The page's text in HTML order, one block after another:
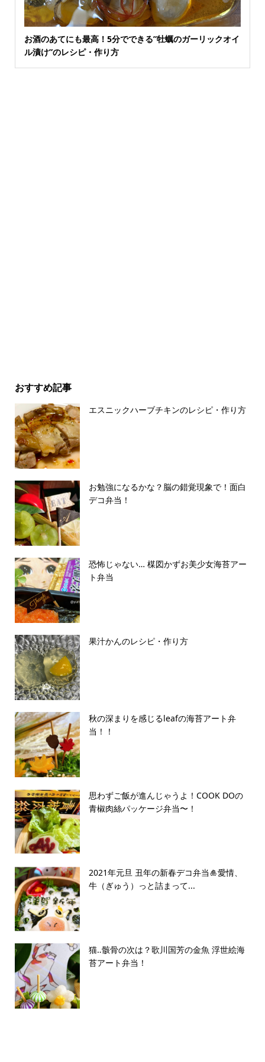
お酒のあてにも最高！5分でできる”牡蠣のガーリックオイ
ル漬け”のレシピ・作り方
おすすめ記事
エスニックハーブチキンのレシピ・作り方
お勉強になるかな？脳の錯覚現象で！面白
デコ弁当！
恐怖じゃない… 楳図かずお美少女海苔アー
ト弁当
果汁かんのレシピ・作り方
秋の深まりを感じるleafの海苔アート弁
当！！
思わずご飯が進んじゃうよ！COOK DOの
青椒肉絲パッケージ弁当〜！
2021年元旦 丑年の新春デコ弁当🎍愛情、
牛（ぎゅう）っと詰まって...
猫‥骸骨の次は？歌川国芳の金魚 浮世絵海
苔アート弁当！